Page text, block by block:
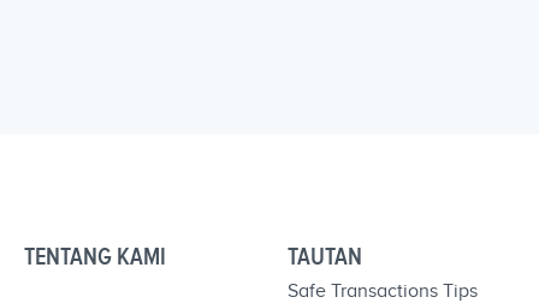
TENTANG KAMI TAUTAN
Safe Transactions Tips